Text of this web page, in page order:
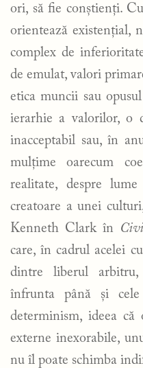
ori, să fie conștienți.
orientează existențial,
complex de
de emulat, valori
etica muncii sau
ierarhie a valorilor, o
inacceptabil sau, în
mulțime oarecum
realitate, despre
creatoare a unei
Kenneth Clark în
care, în cadrul acelei
dintre liberul
înfrunta până și
determinism, ideea că
externe inexorabile,
nu îl poate schimba